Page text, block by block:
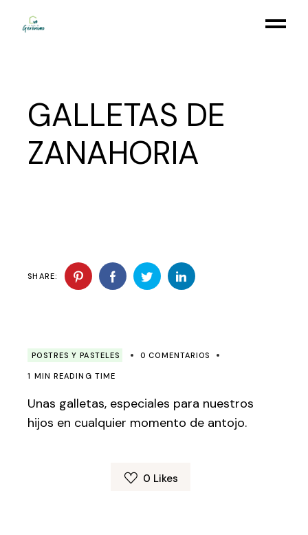
GALLETAS DE
ZANAHORIA
SHARE:
POSTRES Y PASTELES 0 COMENTARIOS
1 MIN READING TIME
Unas galletas, especiales para nuestros
hijos en cualquier momento de antojo.
0 Likes